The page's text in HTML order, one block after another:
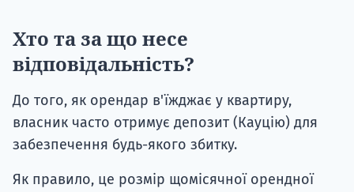
Хто та за що несе
відповідальність?
До того, як орендар в'їжджає у квартиру,
власник часто отримує депозит (Кауцію) для
забезпечення будь-якого збитку.
Як правило, це розмір щомісячної орендної